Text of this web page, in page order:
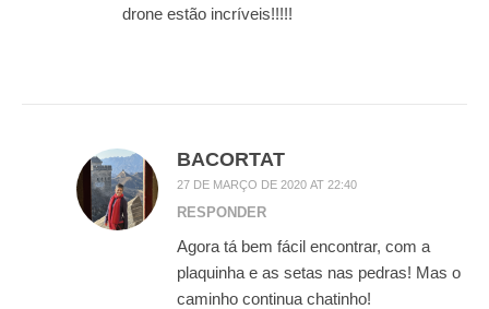
drone estão incríveis!!!!!
BACORTAT
27 DE MARÇO DE 2020 AT 22:40
RESPONDER
Agora tá bem fácil encontrar, com a
plaquinha e as setas nas pedras! Mas o
caminho continua chatinho!